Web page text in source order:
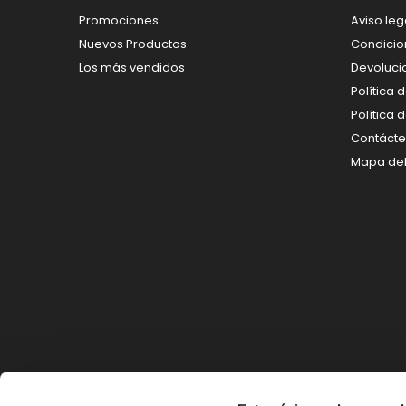
Promociones
Nuevos Productos
Los más vendidos
Aviso
Política
Política
Mapa